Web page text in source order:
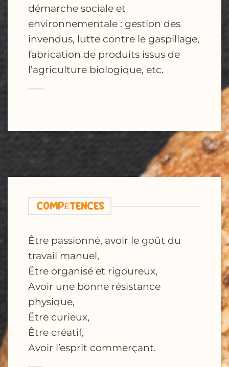
démarche sociale et
environnementale : gestion des
invendus, lutte contre le gaspillage,
fabrication de produits issus de
l’agriculture biologique, etc.
COMPÉTENCES
Être passionné, avoir le goût du
travail manuel,
Être organisé et rigoureux,
Avoir une bonne résistance
physique,
Être curieux,
Être créatif,
Avoir l’esprit commerçant.